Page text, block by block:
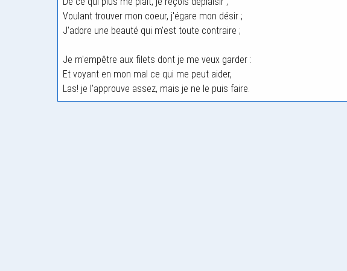
Voulant trouver mon coeur, j'égare mon désir ;
J'adore une beauté qui m'est toute contraire ;
Je m'empêtre aux filets dont je me veux garder :
Et voyant en mon mal ce qui me peut aider,
Las! je l'approuve assez, mais je ne le puis faire.